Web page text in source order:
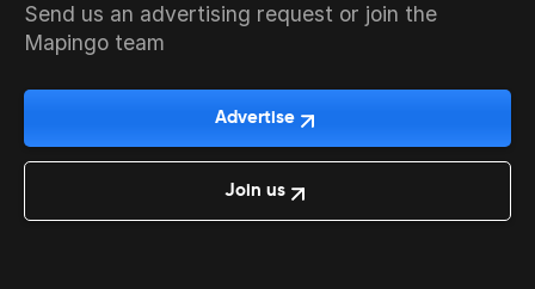
Send us an advertising request or join the
Mapingo team
Advertise
Join us